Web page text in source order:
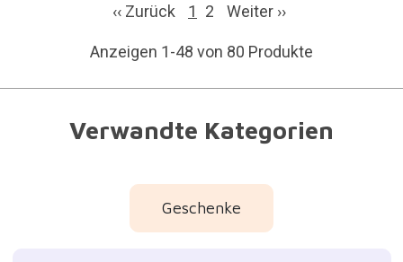
‹‹ Zurück 1 2 Weiter ››
Anzeigen 1-48 von 80 Produkte
Verwandte Kategorien
Geschenke